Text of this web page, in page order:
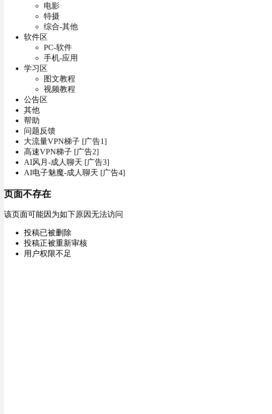
电影
特摄
综合-其他
软件区
PC-软件
手机-应用
学习区
图文教程
视频教程
公告区
其他
帮助
问题反馈
大流量VPN梯子 [广告1]
高速VPN梯子 [广告2]
AI风月-成人聊天 [广告3]
AI电子魅魔-成人聊天 [广告4]
页面不存在
该页面可能因为如下原因无法访问
投稿已被删除
投稿正被重新审核
用户权限不足